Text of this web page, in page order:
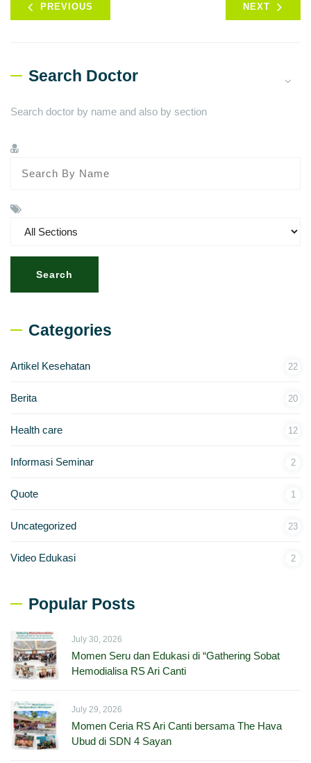
PREVIOUS NEXT
Search Doctor
Search doctor by name and also by section
Search
Categories
Artikel Kesehatan 22
Berita 20
Health care 12
Informasi Seminar 2
Quote 1
Uncategorized 23
Video Edukasi 2
Popular Posts
July 30, 2026
Momen Seru dan Edukasi di “Gathering Sobat
Hemodialisa RS Ari Canti
July 29, 2026
Momen Ceria RS Ari Canti bersama The Hava
Ubud di SDN 4 Sayan